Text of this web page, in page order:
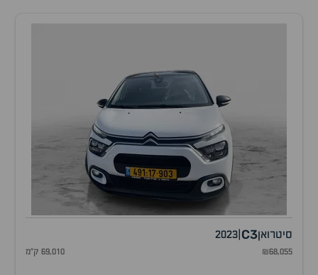
סיטרואןC3
2023
₪68,055 69,010 ק"מ